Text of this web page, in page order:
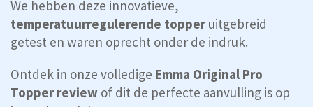
We hebben deze innovatieve,
temperatuurregulerende topperuitgebreid
getest en waren oprecht onder de indruk.
Ontdek in onze volledige Emma Original Pro
Topper review of dit de perfecte aanvulling is op